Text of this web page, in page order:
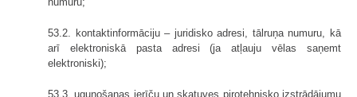
53.2. kontaktinformāciju – juridisko adresi, tālruņa numuru, kā
arī elektroniskā pasta adresi (ja atļauju vēlas saņemt
elektroniski);
53.3. uguņošanas ierīču un skatuves pirotehnisko izstrādājumu